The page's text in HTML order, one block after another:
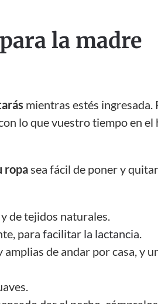
la madre
mientras estés ingresada.
lo que vuestro tiempo en
ropasea fácil de poner y
de tejidos naturales.
para facilitar la lactancia.
de andar por casa, y